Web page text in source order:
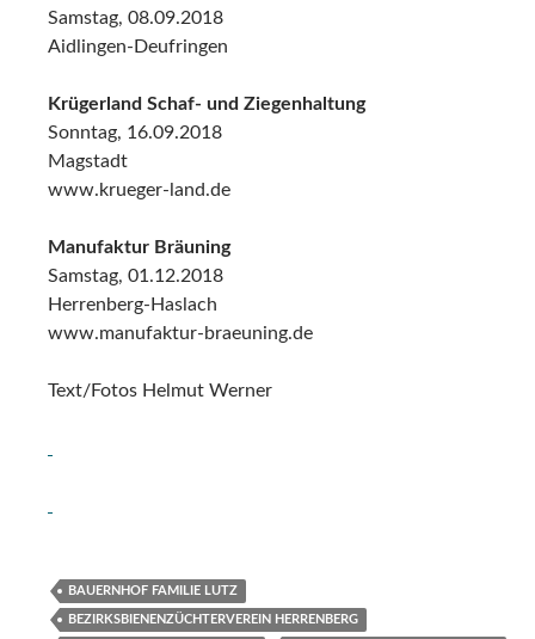
Samstag, 08.09.2018
Aidlingen-Deufringen
Krügerland Schaf- und Ziegenhaltung
Sonntag, 16.09.2018
Magstadt
www.krueger-land.de
Manufaktur Bräuning
Samstag, 01.12.2018
Herrenberg-Haslach
www.manufaktur-braeuning.de
Text/Fotos Helmut Werner
BAUERNHOF FAMILIE LUTZ
BEZIRKSBIENENZÜCHTERVEREIN HERRENBERG